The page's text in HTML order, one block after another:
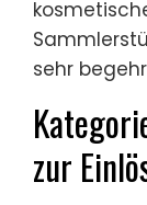
sehr
zur